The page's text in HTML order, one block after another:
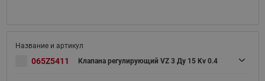
065Z5411 Клапана регулирующий VZ 3 Ду 15 Kv 0.4